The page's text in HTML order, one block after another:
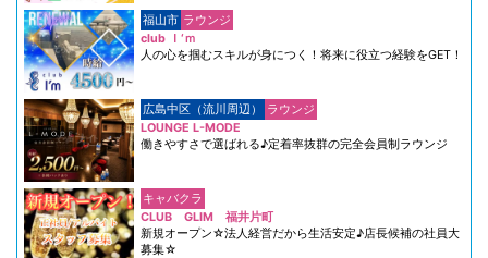
福山市 ラウンジ
club Ｉ‘ｍ
人の心を掴むスキルが身につく！将来に役立つ経験をGET！
広島中区（流川周辺）
ラウンジ
LOUNGE L-MODE
働きやすさで選ばれる♪定着率抜群の完全会員制ラウンジ
キャバクラ
CLUB GLIM 福井片町
新規オープン☆法人経営だから生活安定♪店長候補の社員大
募集☆